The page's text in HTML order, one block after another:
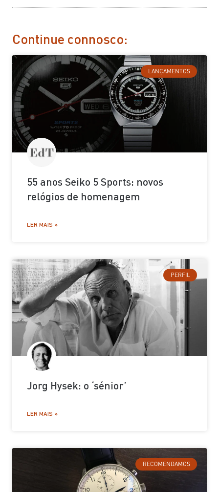
Continue connosco:
LANÇAMENTOS
55 anos Seiko 5 Sports: novos
relógios de homenagem
LER MAIS »
PERFIL
Jorg Hysek: o ‘sénior’
LER MAIS »
RECOMENDAMOS